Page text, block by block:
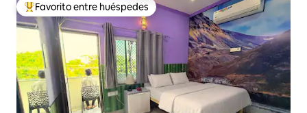
Favorito entre huéspedes preferido
Favorito entre huéspedes